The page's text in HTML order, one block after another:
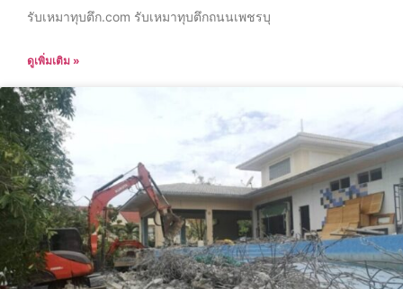
รับเหมาทุบตึก.com รับเหมาทุบตึกถนนเพชรบุ
ดูเพิ่มเติม »